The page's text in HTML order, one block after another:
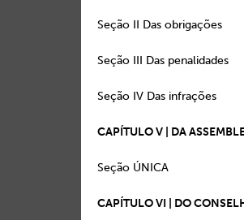
Seção II
Seção III
Seção IV
CAPÍTULO V | DA
Seção
CAPÍTULO VI | DO